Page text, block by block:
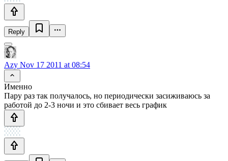
Reply
Azy Nov 17 2011 at 08:54
Именно
Пару раз так получалось, но периодически засиживаюсь за
работой до 2-3 ночи и это сбивает весь график